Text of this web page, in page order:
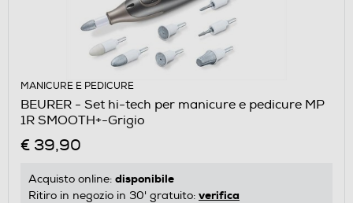
MANICURE E PEDICURE
BEURER - Set hi-tech per manicure e pedicure MP
1R SMOOTH+-Grigio
€ 39,90
Acquisto online: disponibile
Ritiro in negozio in 30' gratuito: verifica